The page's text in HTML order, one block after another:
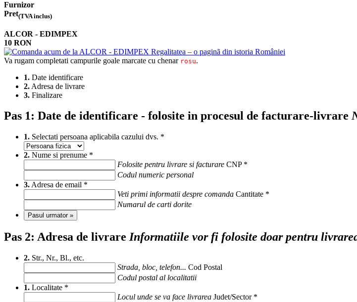
Furnizor
Pret(TVA inclus)
ALCOR - EDIMPEX
10 RON
Va rugam completati campurile goale marcate cu chenar rosu.
1. Date identificare
2. Adresa de livrare
3. Finalizare
Pas 1: Date de identificare - folosite in procesul de facturare-livrare
1. Selectati persoana aplicabila cazului dvs. *
2. Nume si prenume *
Folosite pentru livrare si facturare CNP *
Codul numeric personal
3. Adresa de email *
Veti primi informatii despre comanda Cantitate *
Numarul de carti dorite
Pasul urmator »
Pas 2: Adresa de livrareInformatiile vor fi folosite doar pentru
2. Str., Nr., Bl., etc.
Strada, bloc, telefon... Cod Postal
Codul postal al localitatii
1. Localitate *
Locul unde se va face livrarea Judet/Sector *